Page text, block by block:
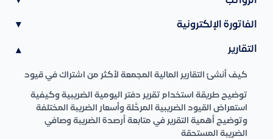
الفاتورة الإلكترونية ▾
التقارير ▾
كيف أنشئ التقارير المالية المجمعة لأكثر من اشتراك في قيود
توضيح طريقة استخدام تقرير دفتر اليومية الضريبية وكيفية
استعراض القيود الضريبية المرحَّلة وأسعار الضريبة المختلفة
وتوضيح أهمية التقرير في متابعة أرصدة الضريبة وصافي
الضريبة المستحقة